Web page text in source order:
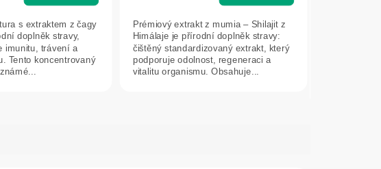
s extraktem z čagy
doplněk stravy,
imunitu, trávení a
Tento koncentrovaný
z
5
hvězdiček.
Prémiový extrakt z mumia – Shilajit z
Himálaje je přírodní doplněk stravy:
čištěný standardizovaný extrakt, který
podporuje odolnost, regeneraci a
vitalitu organismu. Obsahuje...